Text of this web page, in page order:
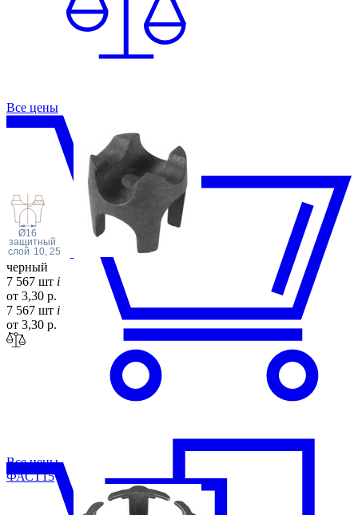
Все цены
Ø16
защитный
слой 10, 25
черный
7 567 шт i
от 3,30 р.
7 567 шт i
от 3,30 р.
Все цены
ФАСТ15